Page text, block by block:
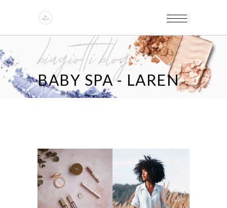
biagiotti blog
BABY SPA - LAREN